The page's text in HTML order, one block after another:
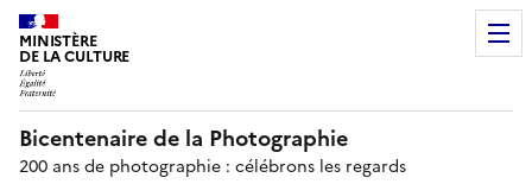
MINISTÈRE
DE LA CULTURE
Bicentenaire de la Photographie
200 ans de photographie : célébrons les regards